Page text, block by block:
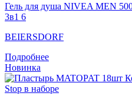
Гель для душа NIVEA MEN
3в1 6
BEIERSDORF
Подробнее
Новинка